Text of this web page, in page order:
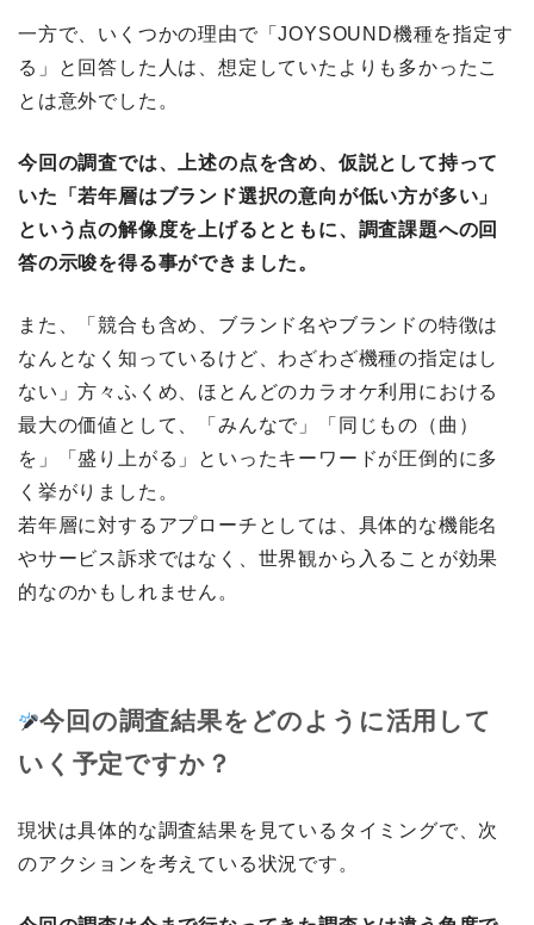
一方で、いくつかの理由で「JOYSOUND機種を指定す
る」と回答した人は、想定していたよりも多かったこ
とは意外でした。
今回の調査では、上述の点を含め、仮説として持って
いた「若年層はブランド選択の意向が低い方が多い」
という点の解像度を上げるとともに、調査課題への回
答の示唆を得る事ができました。
また、「競合も含め、ブランド名やブランドの特徴は
なんとなく知っているけど、わざわざ機種の指定はし
ない」方々ふくめ、ほとんどのカラオケ利用における
最大の価値として、「みんなで」「同じもの（曲）
を」「盛り上がる」といったキーワードが圧倒的に多
く挙がりました。
若年層に対するアプローチとしては、具体的な機能名
やサービス訴求ではなく、世界観から入ることが効果
的なのかもしれません。
今回の調査結果をどのように活用して
いく予定ですか？
現状は具体的な調査結果を見ているタイミングで、次
のアクションを考えている状況です。